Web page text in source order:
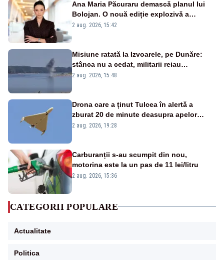
Ana Maria Păcuraru demască planul lui
Bolojan. O nouă ediție explozivă a
emisiunii „Miza Zilei” la Realitatea PLUS
2 aug. 2026, 15:42
Misiune ratată la Izvoarele, pe Dunăre:
stânca nu a cedat, militarii reiau
detonările luni – VIDEO
2 aug. 2026, 15:48
Drona care a ținut Tulcea în alertă a
zburat 20 de minute deasupra apelor
României. Au fost ridicate două F-16
2 aug. 2026, 19:28
Carburanții s-au scumpit din nou,
motorina este la un pas de 11 lei/litru
2 aug. 2026, 15:36
CATEGORII POPULARE
Actualitate
Politica